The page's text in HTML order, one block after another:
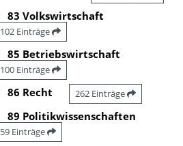
83 Volkswirtschaft
102 Einträge
85 Betriebswirtschaft
100 Einträge
86 Recht 262 Einträge
89 Politikwissenschaften
59 Einträge